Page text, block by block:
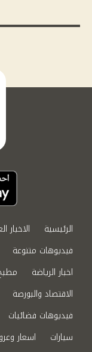
الرئيسية الاخبار
فيديوهات متنوعة
اخبار الرياضة
الاقتصاد والبورصة
فيديوهات فضائيات
سيارات
اسعار